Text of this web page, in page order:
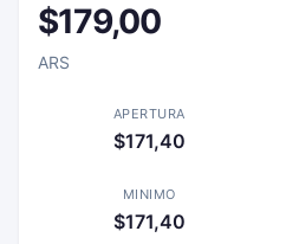
$179,00
ARS
APERTURA
$171,40
MINIMO
$171,40